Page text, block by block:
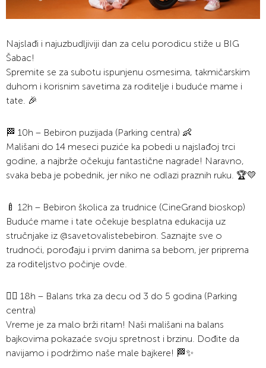
Najslađi i najuzbudljiviji dan za celu porodicu stiže u BIG
Šabac!
Spremite se za subotu ispunjenu osmesima, takmičarskim
duhom i korisnim savetima za roditelje i buduće mame i
tate. 🎉
🏁 10h – Bebiron puzijada (Parking centra) 👶
Mališani do 14 meseci puziće ka pobedi u najslađoj trci
godine, a najbrže očekuju fantastične nagrade! Naravno,
svaka beba je pobednik, jer niko ne odlazi praznih ruku. 🏆💛
🍼 12h – Bebiron školica za trudnice (CineGrand bioskop)
Buduće mame i tate očekuje besplatna edukacija uz
stručnjake iz @savetovalistebebiron. Saznajte sve o
trudnoći, porođaju i prvim danima sa bebom, jer priprema
za roditeljstvo počinje ovde.
🚴‍♂️ 18h – Balans trka za decu od 3 do 5 godina (Parking
centra)
Vreme je za malo brži ritam! Naši mališani na balans
bajkovima pokazaće svoju spretnost i brzinu. Dođite da
navijamo i podržimo naše male bajkere! 🏁✨